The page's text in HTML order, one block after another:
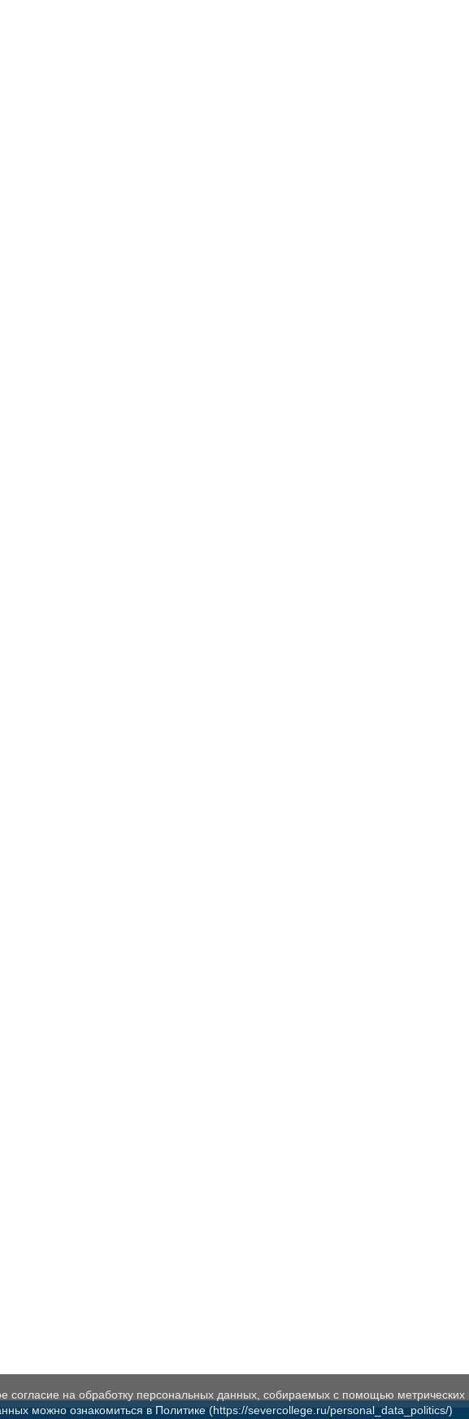
согласие на обработку персональных данных, собираемых с помощью
можно ознакомиться в Политике (https://severcollege.ru/personal_data_politics/)